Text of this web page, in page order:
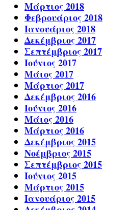
Μάρτιος 2018
Φεβρουάριος 2018
Ιανουάριος 2018
Δεκέμβριος 2017
Σεπτέμβριος 2017
Ιούνιος 2017
Μάιος 2017
Μάρτιος 2017
Δεκέμβριος 2016
Ιούνιος 2016
Μάιος 2016
Μάρτιος 2016
Δεκέμβριος 2015
Νοέμβριος 2015
Σεπτέμβριος 2015
Ιούνιος 2015
Μάρτιος 2015
Ιανουάριος 2015